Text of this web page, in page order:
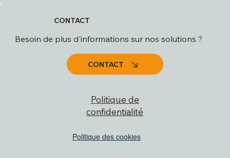
CONTACT
Besoin de plus d'informations sur nos solutions ?
CONTACT
Politique de
confidentialité
Politique des cookies